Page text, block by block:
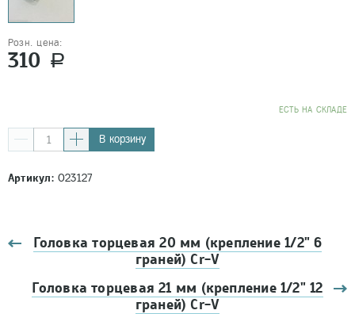
Розн. цена:
310 a
EСТЬ НА СКЛАДЕ
В корзину
Артикул:023127
Головка торцевая 20 мм (крепление 1/2" 6
граней) Cr-V
Головка торцевая 21 мм (крепление 1/2" 12
граней) Cr-V